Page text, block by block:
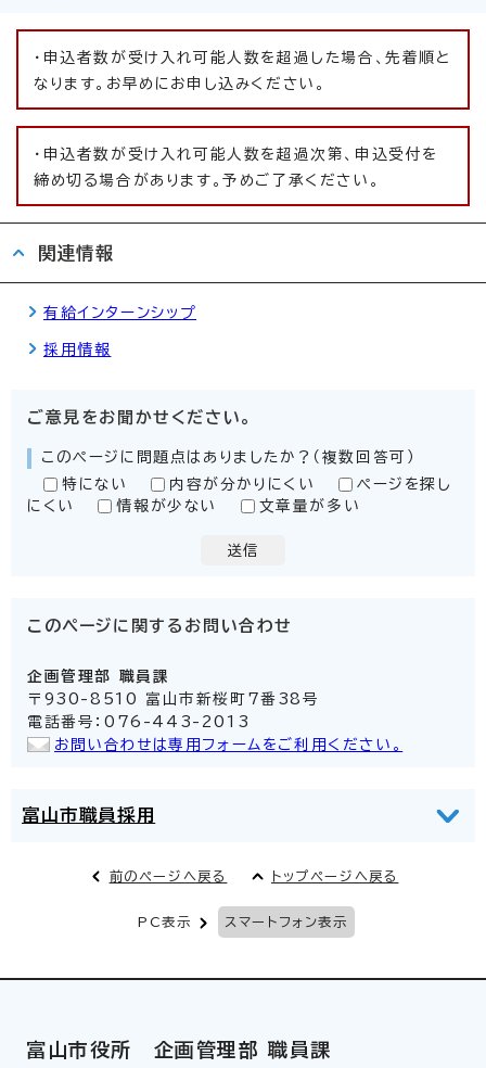
・申込者数が受け入れ可能人数を超過した場合、先着順と
なります。お早めにお申し込みください。
・申込者数が受け入れ可能人数を超過次第、申込受付を
締め切る場合があります。予めご了承ください。
関連情報
有給インターンシップ
採用情報
ご意見をお聞かせください。
このページに問題点はありましたか？（複数回答可）
特にない
内容が分かりにくい
ページを探し
にくい
情報が少ない 文章量が多い
送信
このページに関する お問い合わせ
企画管理部 職員課
〒930-8510 富山市新桜町7番38号
電話番号：076-443-2013
お問い合わせは専用フォームをご利用ください。
富山市職員採用
前のページへ戻る トップページへ戻る
PC表示 スマートフォン表示
富山市役所 企画管理部 職員課